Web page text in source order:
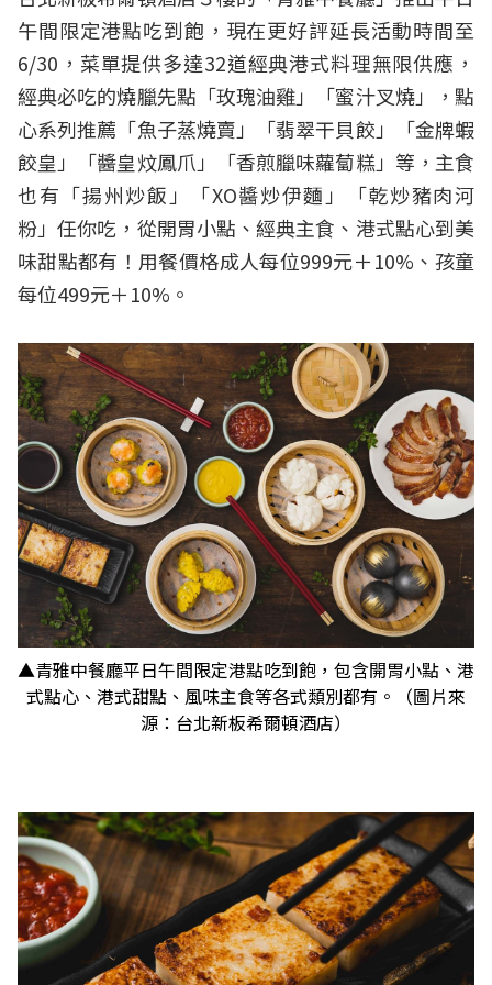
午間限定港點吃到飽，現在更好評延長活動時間至
6/30，菜單提供多達32道經典港式料理無限供應，
經典必吃的燒臘先點「玫瑰油雞」「蜜汁叉燒」，點
心系列推薦「魚子蒸燒賣」「翡翠干貝餃」「金牌蝦
餃皇」「醬皇炆鳳爪」「香煎臘味蘿蔔糕」等，主食
也有「揚州炒飯」「XO醬炒伊麵」「乾炒豬肉河
粉」任你吃，從開胃小點、經典主食、港式點心到美
味甜點都有！用餐價格成人每位999元＋10%、孩童
每位499元＋10%。
▲青雅中餐廳平日午間限定港點吃到飽，包含開胃小點、港
式點心、港式甜點、風味主食等各式類別都有。（圖片來
源：台北新板希爾頓酒店）